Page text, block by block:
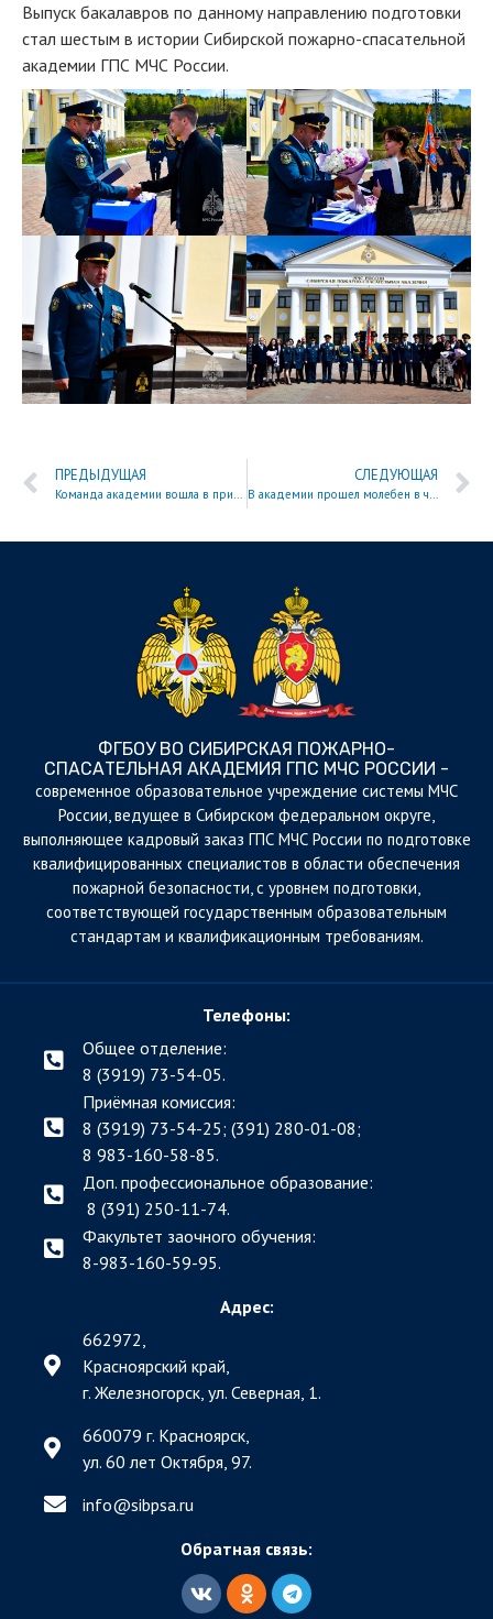
Выпуск бакалавров по данному направлению подготовки
стал шестым в истории Сибирской пожарно-спасательной
академии ГПС МЧС России.
ПРЕДЫДУЩАЯ
Команда академии вошла в призеры Всероссийских соревнований по пожарно-спасательному спорту
СЛЕДУЮЩАЯ
В академии прошел молебен в честь православного праздника — Вознесения Господня
ФГБОУ ВО СИБИРСКАЯ ПОЖАРНО-
СПАСАТЕЛЬНАЯ АКАДЕМИЯ ГПС МЧС РОССИИ -
cовременное образовательное учреждение системы МЧС
России, ведущее в Сибирском федеральном округе,
выполняющее кадровый заказ ГПС МЧС России по подготовке
квалифицированных специалистов в области обеспечения
пожарной безопасности, с уровнем подготовки,
соответствующей государственным образовательным
стандартам и квалификационным требованиям.
Телефоны:
Общее отделение:
8 (3919) 73-54-05.
Приёмная комиссия:
8 (3919) 73-54-25; (391) 280-01-08;
8 983-160-58-85.
Доп. профессиональное образование:
8 (391) 250-11-74.
Факультет заочного обучения:
8-983-160-59-95.
Адрес:
662972,
Красноярский край,
г. Железногорск, ул. Северная, 1.
660079 г. Красноярск,
ул. 60 лет Октября, 97.
info@sibpsa.ru
Обратная связь: